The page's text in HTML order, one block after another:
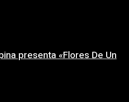
presenta «Flores De Un